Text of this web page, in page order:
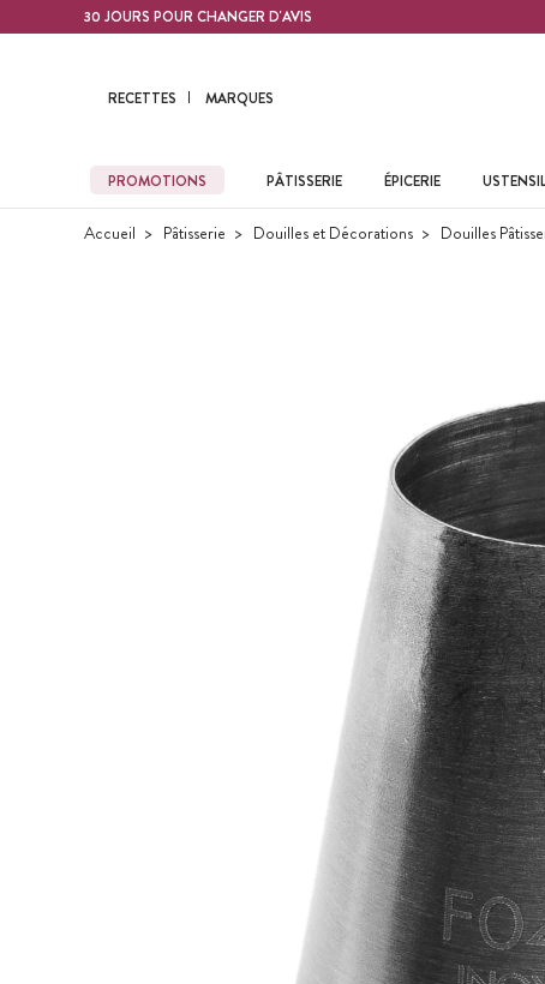
Contenu principal30 JOURS POUR CHANGER D'AVIS
RECETTES MARQUES
PROMOTIONS PÂTISSERIE ÉPICERIE
Accueil Pâtisserie Douilles et Décorations Douilles